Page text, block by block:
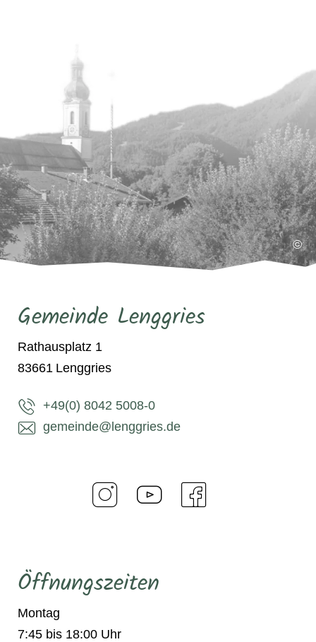
©
Gemeinde Lenggries
Rathausplatz 1
83661 Lenggries
+49(0) 8042 5008-0
gemeinde@lenggries.de
Öffnungszeiten
Montag
7:45 bis 18:00 Uhr